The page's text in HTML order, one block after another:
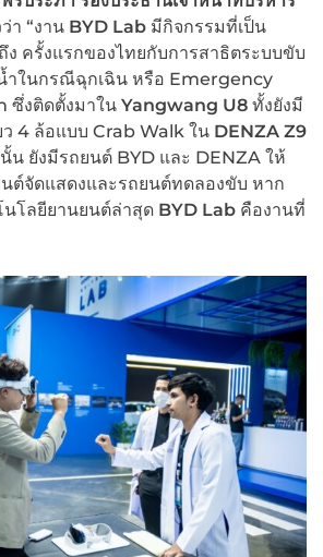
า “งาน BYD Lab มีกิจกรรมที่เป็น
ง ครั้งแรกของไทยกับการสาธิตระบบขับ
ำในกรณีฉุกเฉิน หรือ Emergency
ซึ่งติดตั้งมาใน Yangwang U8 ทั้งยังมี
ว 4 ล้อแบบ Crab Walk ใน DENZA Z9
น ยังมีรถยนต์ BYD และ DENZA ให้
ต์จัดแสดงและรถยนต์ทดลองขับ หาก
โลยียานยนต์ล่าสุด BYD Lab คืองานที่